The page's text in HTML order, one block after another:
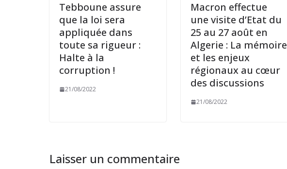
Tebboune assure
que la loi sera
appliquée dans
toute sa rigueur :
Halte à la
corruption !
21/08/2022
Macron effectue
une visite d’Etat du
25 au 27 août en
Algerie : La mémoire
et les enjeux
régionaux au cœur
des discussions
21/08/2022
Laisser un commentaire